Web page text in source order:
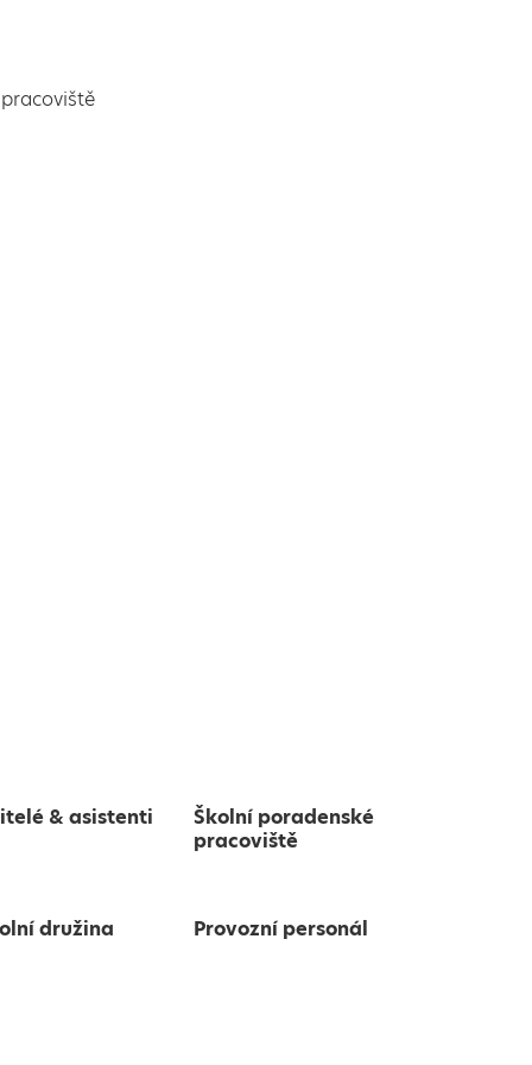
& asistenti
Školní poradenské
pracoviště
družina Provozní personál